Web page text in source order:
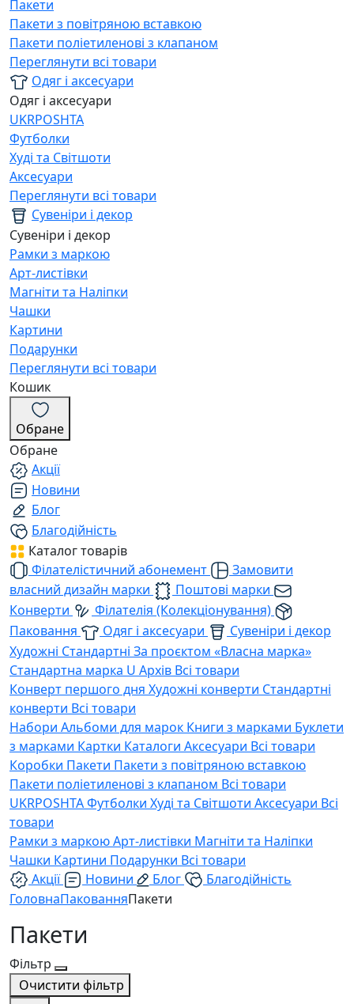
Пакети
Пакети з повітряною вставкою
Пакети поліетиленові з клапаном
Переглянути всі товари
Одяг і аксесуари
Одяг і аксесуари
UKRPOSHTA
Футболки
Худі та Світшоти
Аксесуари
Переглянути всі товари
Сувеніри і декор
Сувеніри і декор
Рамки з маркою
Арт-листівки
Магніти та Наліпки
Чашки
Картини
Подарунки
Переглянути всі товари
Кошик
Обране
Обране
Акції
Новини
Блог
Благодійність
Каталог товарів
Філателістичний абонемент
Замовити
власний дизайн марки
Поштові марки
Конверти
Філателія (Колекціонування)
Паковання
Одяг і аксесуари
Сувеніри і декор
Художні Стандартні За проєктом «Власна марка»
Стандартна марка U Архів Всі товари
Конверт першого дня Художні конверти Стандартні
конверти Всі товари
Набори Альбоми для марок Книги з марками Буклети
з марками Картки Каталоги Аксесуари Всі товари
Коробки Пакети Пакети з повітряною вставкою
Пакети поліетиленові з клапаном Всі товари
UKRPOSHTAФутболки Худі та Світшоти Аксесуари Всі
товари
Рамки з маркоюАрт-листівки Магніти та Наліпки
Чашки Картини Подарунки Всі товари
Акції
Новини Блог
Благодійність
ГоловнаПакованняПакети
Пакети
Фільтр
Очистити фільтр